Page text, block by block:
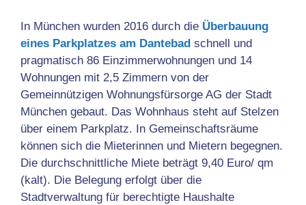
In München wurden 2016 durch die Überbauung
eines Parkplatzes am Dantebad schnell und
pragmatisch 86 Einzimmerwohnungen und 14
Wohnungen mit 2,5 Zimmern von der
Gemeinnützigen Wohnungsfürsorge AG der Stadt
München gebaut. Das Wohnhaus steht auf Stelzen
über einem Parkplatz. In Gemeinschaftsräume
können sich die Mieterinnen und Mietern begegnen.
Die durchschnittliche Miete beträgt 9,40 Euro/ qm
(kalt). Die Belegung erfolgt über die
Stadtverwaltung für berechtigte Haushalte